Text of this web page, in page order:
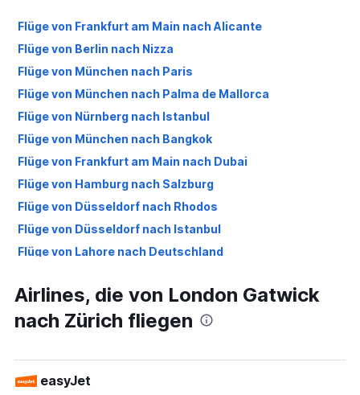
Flüge von Frankfurt am Main nach Alicante
Flüge von Berlin nach Nizza
Flüge von München nach Paris
Flüge von München nach Palma de Mallorca
Flüge von Nürnberg nach Istanbul
Flüge von München nach Bangkok
Flüge von Frankfurt am Main nach Dubai
Flüge von Hamburg nach Salzburg
Flüge von Düsseldorf nach Rhodos
Flüge von Düsseldorf nach Istanbul
Flüge von Lahore nach Deutschland
Flüge nach München
Flüge nach Istanbul
Flüge nach Barcelona
Flüge nach Bangkok
Airlines, die von London Gatwick
nach Zürich fliegen
easyJet